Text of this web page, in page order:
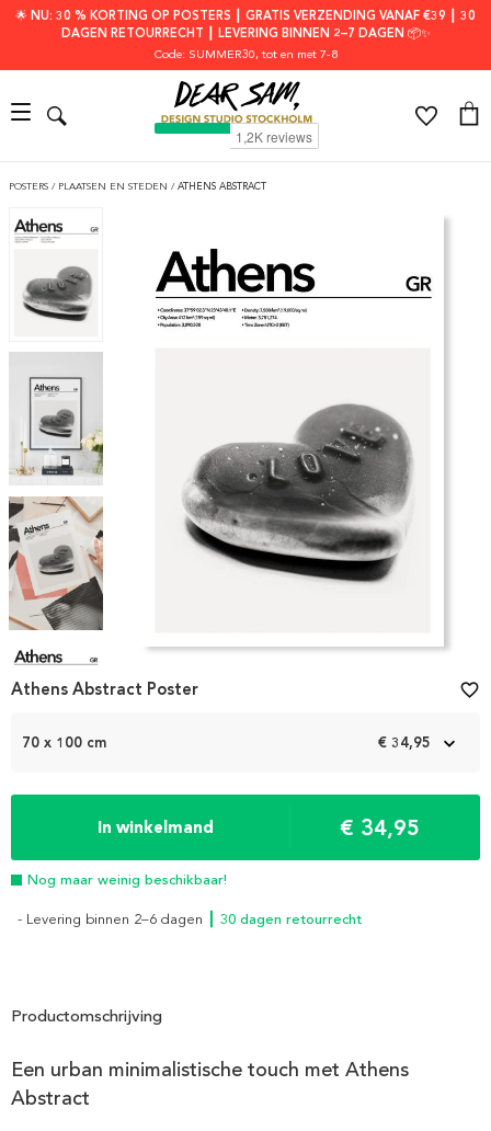
🌟 NU: 30 % KORTING OP POSTERS ┃ GRATIS VERZENDING VANAF €39 ┃ 30
DAGEN RETOURRECHT ┃ LEVERING BINNEN 2–7 DAGEN 📦✨
Code: SUMMER30, tot en met 7-8
POSTERS / PLAATSEN EN STEDEN / ATHENS ABSTRACT
1
70 x 100 cm € 34,95
In winkelmand € 34,95
Nog maar weinig beschikbaar!
- Levering binnen 2–6 dagen ┃ 30 dagen retourrecht
Athens Abstract Poster favorite_border
Productomschrijving
Een urban minimalistische touch met Athens
Abstract